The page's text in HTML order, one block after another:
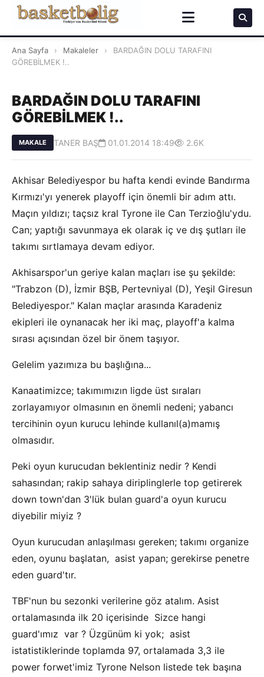
Ana Sayfa › Makaleler ›
BARDAĞIN DOLU TARAFINI
GÖREBİLMEK !..
BARDAĞIN DOLU TARAFINI
GÖREBİLMEK !..
MAKALE TANER BAŞ 01.01.2014 18:49 2.6K
Akhisar Belediyespor bu hafta kendi evinde Bandırma
Kırmızı'yı yenerek playoff için önemli bir adım attı.
Maçın yıldızı; taçsız kral Tyrone ile Can Terzioğlu'ydu.
Can; yaptığı savunmaya ek olarak iç ve dış şutları ile
takımı sırtlamaya devam ediyor.
Akhisarspor'un geriye kalan maçları ise şu şekilde:
"Trabzon (D), İzmir BŞB, Pertevniyal (D), Yeşil Giresun
Belediyespor." Kalan maçlar arasında Karadeniz
ekipleri ile oynanacak her iki maç, playoff'a kalma
sırası açısından özel bir önem taşıyor.
Gelelim yazımıza bu başlığına...
Kanaatimizce; takımımızın ligde üst sıraları
zorlayamıyor olmasının en önemli nedeni; yabancı
tercihinin oyun kurucu lehinde kullanıl(a)mamış
olmasıdır.
Peki oyun kurucudan beklentiniz nedir ? Kendi
sahasından; rakip sahaya diriplinglerle top getirerek
down town'dan 3'lük bulan guard'a oyun kurucu
diyebilir miyiz ?
Oyun kurucudan anlaşılması gereken; takımı organize
eden, oyunu başlatan, asist yapan; gerekirse penetre
eden guard'tır.
TBF'nun bu sezonki verilerine göz atalım. Asist
ortalamasında ilk 20 içerisinde Sizce hangi
guard'ımız var ? Üzgünüm ki yok; asist
istatistiklerinde toplamda 97, ortalamada 3,3 ile
power forwet'imiz Tyrone Nelson listede tek başına